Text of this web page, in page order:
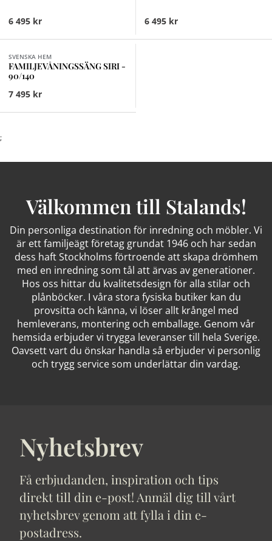
6 495 kr 6 495 kr
SVENSKA HEM
FAMILJEVÅNINGSSÄNG SIRI -
90/140
7 495 kr
;
Välkommen till Stalands!
Din personliga destination för inredning och möbler. Vi
är ett familjeägt företag grundat 1946 och har sedan
dess haft Stockholms förtroende att skapa drömhem
med en inredning som tål att ärvas av generationer.
Hos oss hittar du kvalitetsdesign för alla stilar och
plånböcker. I våra stora fysiska butiker kan du
provsitta och känna, vi löser allt krångel med
hemleverans, montering och emballage. Genom vår
hemsida erbjuder vi trygga leveranser till hela Sverige.
Oavsett vart du önskar handla så erbjuder vi personlig
och trygg service som underlättar din vardag.
Nyhetsbrev
Få erbjudanden, inspiration och tips
direkt till din e-post! Anmäl dig till vårt
nyhetsbrev genom att fylla i din e-
postadress.